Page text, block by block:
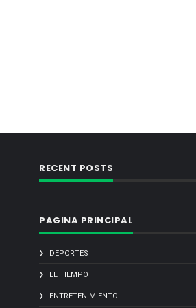
RECENT POSTS
PAGINA PRINCIPAL
DEPORTES
EL TIEMPO
ENTRETENIMIENTO